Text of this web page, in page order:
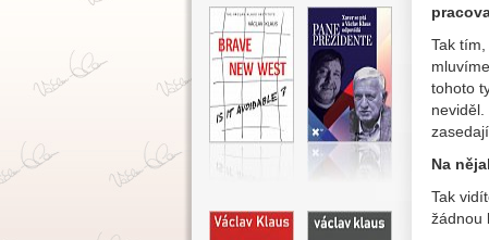
Tak
tohoto
Na
Tak
žádnou